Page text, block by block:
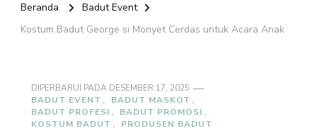
Beranda
Badut Event
Kostum Badut George si Monyet Cerdas untuk Acara Anak
DIPERBARUI PADA DESEMBER 17, 2025
BADUT EVENT
BADUT MASKOT
BADUT PROFESI
BADUT PROMOSI
KOSTUM BADUT
PRODUSEN BADUT